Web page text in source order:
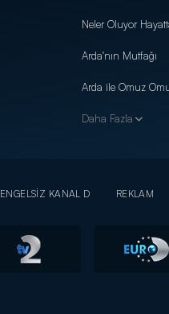
Neler Oluyor
Arda'nın Mutfağı
Arda ile Omuz
Daha Fazla
ENGELSİZ KANAL D REKLAM